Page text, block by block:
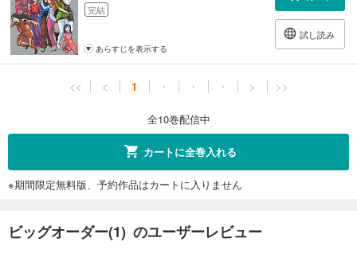
完結
試し読み
あらすじを表示する
<< < 1 ・ ・ ・ > >>
全10巻配信中
カートに全巻入れる
※期間限定無料版、予約作品はカートに入りません
ビッグオーダー(1) のユーザーレビュー